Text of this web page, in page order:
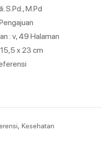
S.Pd., M.Pd
: v, 49 Halaman
x 23 cm
, Kesehatan